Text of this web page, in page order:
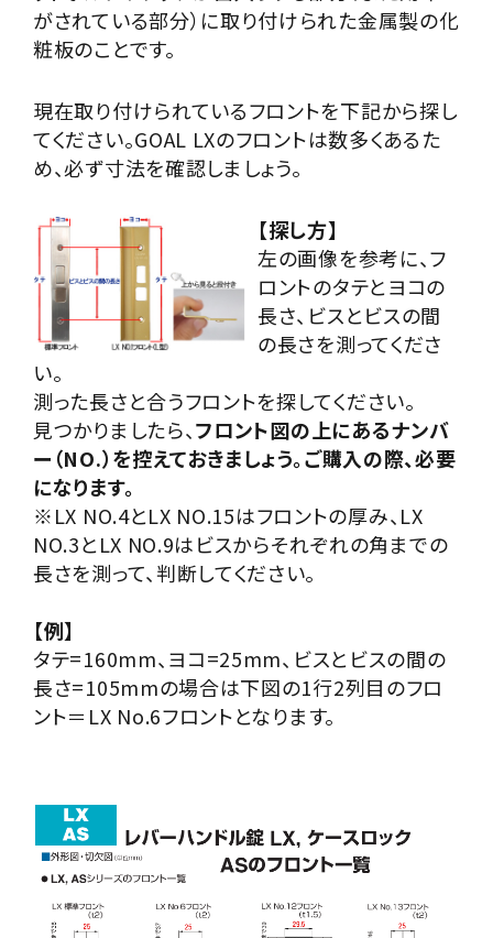
がされている部分）に取り付けられた金属製の化
粧板のことです。
現在取り付けられているフロントを下記から探し
てください。GOAL LXのフロントは数多くあるた
め、必ず寸法を確認しましょう。
【探し方】
左の画像を参考に、フ
ロントのタテとヨコの
長さ、ビスとビスの間
の長さを測ってくださ
い。
測った長さと合うフロントを探してください。
見つかりましたら、フロント図の上にあるナンバ
ー（NO.）を控えておきましょう。ご購入の際、必要
になります。
※LX NO.4とLX NO.15はフロントの厚み、LX
NO.3とLX NO.9はビスからそれぞれの角までの
長さを測って、判断してください。
【例】
タテ=160mm、ヨコ=25mm、ビスとビスの間の
長さ=105mmの場合は下図の1行2列目のフロ
ント＝LX No.6フロントとなります。